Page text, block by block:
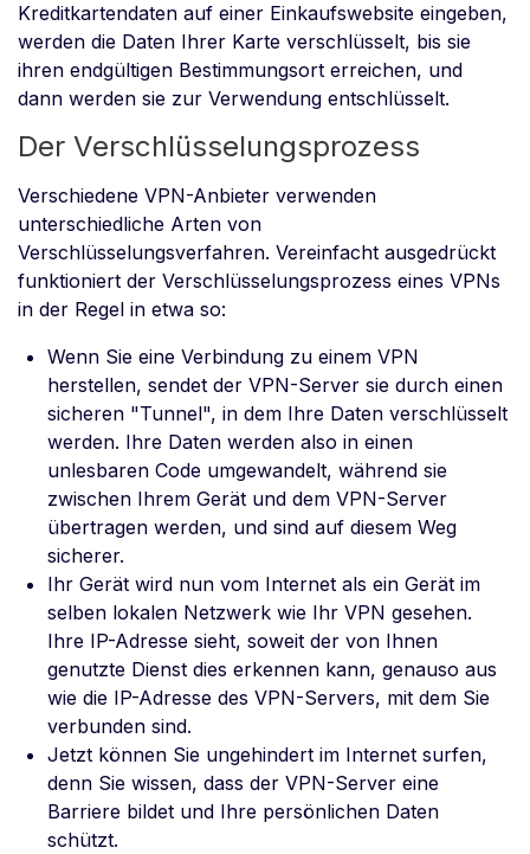
Kreditkartendaten auf einer Einkaufswebsite eingeben,
werden die Daten Ihrer Karte verschlüsselt, bis sie
ihren endgültigen Bestimmungsort erreichen, und
dann werden sie zur Verwendung entschlüsselt.
Der Verschlüsselungsprozess
Verschiedene VPN-Anbieter verwenden
unterschiedliche Arten von
Verschlüsselungsverfahren. Vereinfacht ausgedrückt
funktioniert der Verschlüsselungsprozess eines VPNs
in der Regel in etwa so:
Wenn Sie eine Verbindung zu einem VPN
herstellen, sendet der VPN-Server sie durch einen
sicheren "Tunnel", in dem Ihre Daten verschlüsselt
werden. Ihre Daten werden also in einen
unlesbaren Code umgewandelt, während sie
zwischen Ihrem Gerät und dem VPN-Server
übertragen werden, und sind auf diesem Weg
sicherer.
Ihr Gerät wird nun vom Internet als ein Gerät im
selben lokalen Netzwerk wie Ihr VPN gesehen.
Ihre IP-Adresse sieht, soweit der von Ihnen
genutzte Dienst dies erkennen kann, genauso aus
wie die IP-Adresse des VPN-Servers, mit dem Sie
verbunden sind.
Jetzt können Sie ungehindert im Internet surfen,
denn Sie wissen, dass der VPN-Server eine
Barriere bildet und Ihre persönlichen Daten
schützt.